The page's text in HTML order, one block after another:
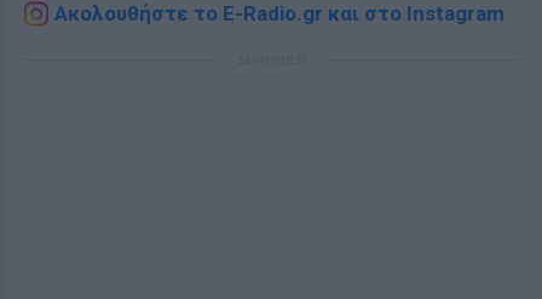
Ακολουθήστε το E-Radio.gr και στο Instagram